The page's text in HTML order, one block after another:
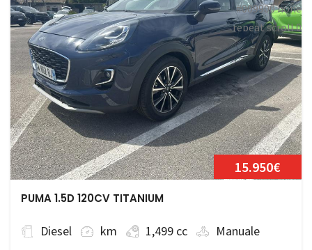
#009900 none
repeat scroll 0
15.950€
PUMA 1.5D 120CV TITANIUM
Diesel km 1,499 cc
Manuale